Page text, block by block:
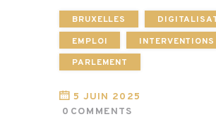
BRUXELLES
EMPLOI
INTERVENTIONS
PARLEMENT
5 JUIN 2025
0 COMMENTS